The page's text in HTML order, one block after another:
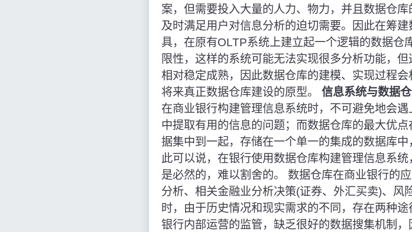
案，但需要投入大量的人力、物力，并且数据仓
及时满足用户对信息分析的迫切需要。因此在筹
具，在原有OLTP系统上建立起一个逻辑的数据仓
限性，这样的系统可能无法实现很多分析功能，
相对稳定成熟，因此数据仓库的建模、实现过程
将来真正数据仓库建设的原型。 信息系统与数据
在商业银行构建管理信息系统时，不可避免地会
中提取有用的信息的问题；而数据仓库的最大优
据集中到一起，存储在一个单一的集成的数据库
此可以说，在银行使用数据仓库构建管理信息系
是必然的，难以割舍的。 数据仓库在商业银行的
分析、相关金融业分析决策(证券、外汇买卖)、风
时，由于历史情况和现实需求的不同，存在两种
银行内部运营的监管，缺乏很好的数据搜集机制